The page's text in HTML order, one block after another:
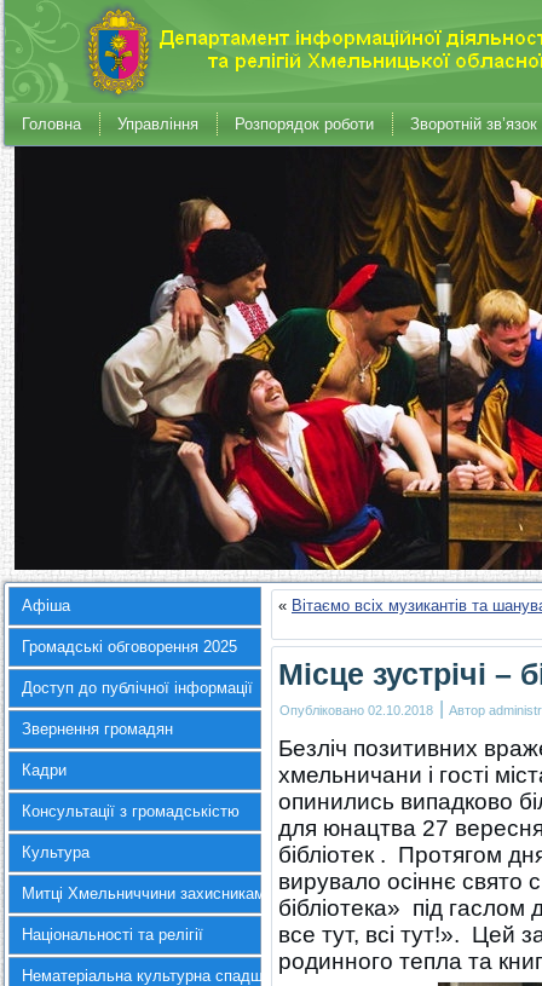
Головна Управління Розпорядок роботи Зворотній зв’язок
Афіша
Громадські обговорення 2025
Доступ до публічної інформації
Звернення громадян
Кадри
Консультації з громадськістю
Культура
Митці Хмельниччини захисникам України
Національності та релігії
Нематеріальна культурна спадщина
« Вітаємо всіх музикантів та
Місце зустрічі –
Опубліковано 02.10.2018 | Автор
Безліч позитивних
хмельничани і гості
опинились випадково
для юнацтва 27
бібліотек . Протягом
вирувало осіннє свято
бібліотека» під гаслом
все тут, всі тут!». Цей
родинного тепла та